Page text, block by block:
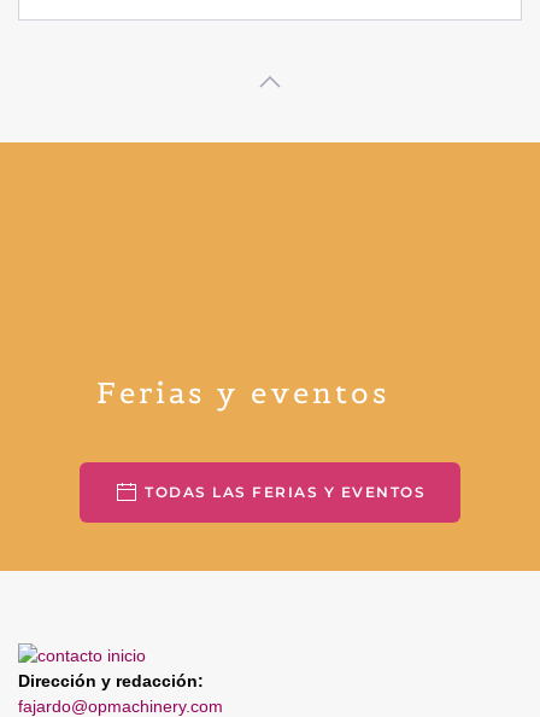
Ferias y eventos
TODAS LAS FERIAS Y EVENTOS
Dirección y redacción:
fajardo@opmachinery.com